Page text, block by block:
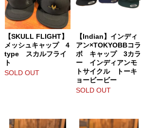
【SKULL FLIGHT】
メッシュキャップ 4
type スカルフライ
ト
SOLD OUT
【Indian】インディ
アン×TOKYOBBコラ
ボ キャップ 3カラ
ー インディアンモ
トサイクル トーキ
ョービービー
SOLD OUT